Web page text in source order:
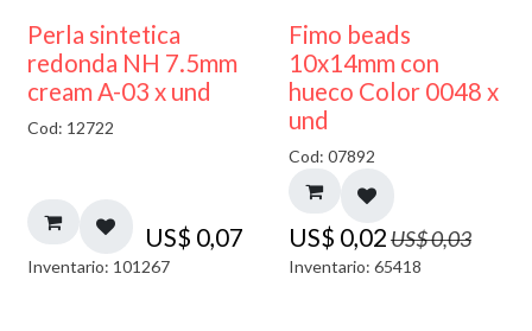
Perla sintetica
redonda NH 7.5mm
cream A-03 x und
Cod: 12722
US$ 0,07
Inventario: 101267
50% DESCUENTO
Fimo beads
10x14mm con
hueco Color 0048 x
und
Cod: 07892
US$ 0,02US$0,03
Inventario: 65418